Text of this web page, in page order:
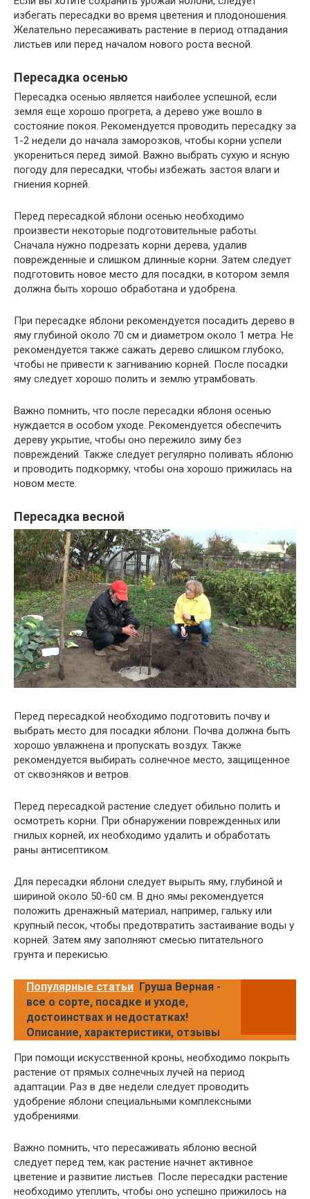
избегать пересадки во время цветения и плодоношения.
Желательно пересаживать растение в период отпадания
листьев или перед началом нового роста весной.
Пересадка осенью
Пересадка осенью является наиболее успешной, если
земля еще хорошо прогрета, а дерево уже вошло в
состояние покоя. Рекомендуется проводить пересадку за
1-2 недели до начала заморозков, чтобы корни успели
укорениться перед зимой. Важно выбрать сухую и ясную
погоду для пересадки, чтобы избежать застоя влаги и
гниения корней.
Перед пересадкой яблони осенью необходимо
произвести некоторые подготовительные работы.
Сначала нужно подрезать корни дерева, удалив
поврежденные и слишком длинные корни. Затем следует
подготовить новое место для посадки, в котором земля
должна быть хорошо обработана и удобрена.
При пересадке яблони рекомендуется посадить дерево в
яму глубиной около 70 см и диаметром около 1 метра. Не
рекомендуется также сажать дерево слишком глубоко,
чтобы не привести к загниванию корней. После посадки
яму следует хорошо полить и землю утрамбовать.
Важно помнить, что после пересадки яблоня осенью
нуждается в особом уходе. Рекомендуется обеспечить
дереву укрытие, чтобы оно пережило зиму без
повреждений. Также следует регулярно поливать яблоню
и проводить подкормку, чтобы она хорошо прижилась на
новом месте.
Пересадка весной
Перед пересадкой необходимо подготовить почву и
выбрать место для посадки яблони. Почва должна быть
хорошо увлажнена и пропускать воздух. Также
рекомендуется выбирать солнечное место, защищенное
от сквозняков и ветров.
Перед пересадкой растение следует обильно полить и
осмотреть корни. При обнаружении поврежденных или
гнилых корней, их необходимо удалить и обработать
раны антисептиком.
Для пересадки яблони следует вырыть яму, глубиной и
шириной около 50-60 см. В дно ямы рекомендуется
положить дренажный материал, например, гальку или
крупный песок, чтобы предотвратить застаивание воды у
корней. Затем яму заполняют смесью питательного
грунта и перекисью.
Популярные статьи Груша Верная -
все о сорте, посадке и уходе,
достоинствах и недостатках!
Описание, характеристики, отзывы
При помощи искусственной кроны, необходимо покрыть
растение от прямых солнечных лучей на период
адаптации. Раз в две недели следует проводить
удобрение яблони специальными комплексными
удобрениями.
Важно помнить, что пересаживать яблоню весной
следует перед тем, как растение начнет активное
цветение и развитие листьев. После пересадки растение
необходимо утеплить, чтобы оно успешно прижилось на